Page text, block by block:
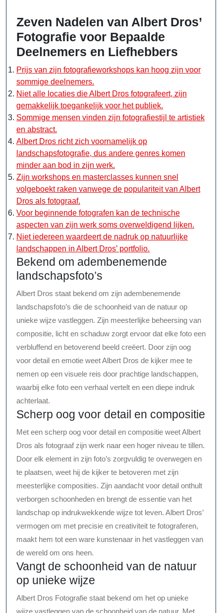
Zeven Nadelen van Albert Dros’
Fotografie voor Bepaalde
Deelnemers en Liefhebbers
Prijs van zijn fotografieworkshops kan hoog zijn voor
sommige deelnemers.
Niet alle locaties die Albert Dros fotografeert, zijn
gemakkelijk toegankelijk voor het publiek.
Sommige mensen vinden zijn fotografiestijl te artistiek
en abstract.
Albert Dros richt zich voornamelijk op
landschapsfotografie, dus andere genres komen
minder aan bod in zijn werk.
Zijn workshops en masterclasses kunnen snel
volgeboekt raken vanwege de populariteit van Albert
Dros als fotograaf.
Voor beginnende fotografen kan de technische
aspecten van zijn werk soms overweldigend lijken.
Niet iedereen waardeert de nadruk op natuurlijke
landschappen in Albert Dros’ portfolio.
Bekend om adembenemende
landschapsfoto’s
Albert Dros staat bekend om zijn adembenemende
landschapsfoto’s die de schoonheid van de natuur op
unieke wijze vastleggen. Zijn meesterlijke beheersing van
compositie, licht en schaduw zorgt ervoor dat elke foto een
verbluffend en betoverend beeld creëert. Door zijn oog
voor detail en emotie weet Albert Dros de kijker mee te
nemen op een visuele reis door prachtige landschappen,
waarbij elke foto een verhaal vertelt en een diepe indruk
achterlaat.
Scherp oog voor detail en compositie
Met een scherp oog voor detail en compositie weet Albert
Dros als fotograaf zijn werk naar een hoger niveau te tillen.
Door elk element in zijn foto’s zorgvuldig te overwegen en
te plaatsen, weet hij de kijker te betoveren met zijn
meesterlijke composities. Zijn aandacht voor detail onthult
verborgen schoonheden en brengt de essentie van het
landschap op indrukwekkende wijze tot leven. Albert Dros’
vermogen om met precisie en creativiteit te fotograferen,
maakt hem tot een ware kunstenaar in het vastleggen van
de wereld om ons heen.
Vangt de schoonheid van de natuur
op unieke wijze
Albert Dros Fotografie staat bekend om het op unieke